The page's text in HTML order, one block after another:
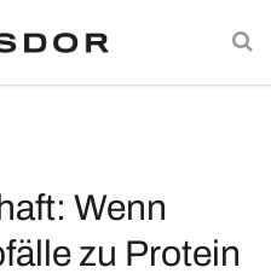
Wenn
zu Protein